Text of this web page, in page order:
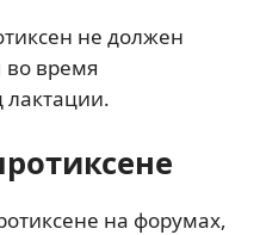
не должен
во время
лактации.
на форумах,